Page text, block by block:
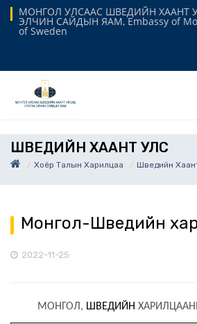
МОНГОЛ УЛСААС ШВЕДИЙН ХААНТ
ЭЛЧИН САЙДЫН ЯАМ, Embassy of
of Sweden
ШВЕДИЙН ХААНТ УЛС
Хоёр Талын Харилцаа Шведийн
Монгол-Шведийн
2022-11-25
МОНГОЛ, ШВЕДИЙН